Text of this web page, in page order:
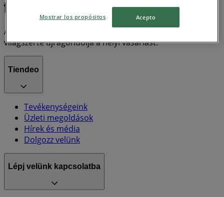
A Tiendeo a Shopfully része - ez a technológiai vállalat
világszerte újragondolja a helyi vásárlást.
Tiendeo
Tevékenységeink
Üzleti megoldások
Hírek és média
Dolgozz velünk
Lépj velünk kapcsolatba
Mostrar los propósitos Acepto